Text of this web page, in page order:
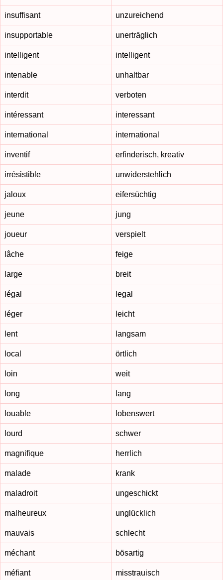
insuffisant unzureichend
insupportable unerträglich
intelligent intelligent
intenable unhaltbar
interdit verboten
intéressant interessant
international international
inventif erfinderisch, kreativ
irrésistible unwiderstehlich
jaloux eifersüchtig
jeune jung
joueur verspielt
lâche feige
large breit
légal legal
léger leicht
lent langsam
local örtlich
loin weit
long lang
louable lobenswert
lourd schwer
magnifique herrlich
malade krank
maladroit ungeschickt
malheureux unglücklich
mauvais schlecht
méchant bösartig
méfiant misstrauisch